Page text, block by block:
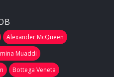
Alexander McQueen
Muaddi
Bottega Veneta